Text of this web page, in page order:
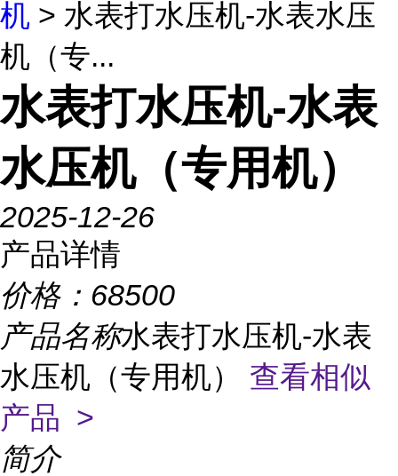
机 > 水表打水压机-水表水压
机（专...
水表打水压机-水表
水压机（专用机）
2025-12-26
产品详情
价格： 68500
产品名称水表打水压机-水表
水压机（专用机） 查看相似
产品 >
简介